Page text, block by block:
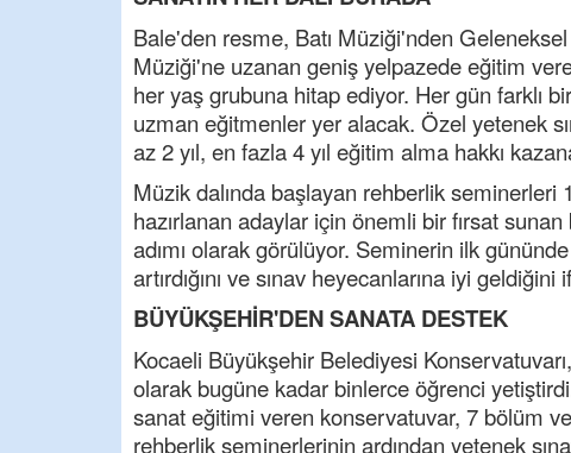
Bale'den resme, Batı Müziği'nden
Müziği'ne uzanan geniş yelpazede eğitim
her yaş grubuna hitap ediyor. Her gün farklı
uzman eğitmenler yer alacak. Özel yetenek
az 2 yıl, en fazla 4 yıl eğitim alma hakkı
Müzik dalında başlayan rehberlik
hazırlanan adaylar için önemli bir fırsat
adımı olarak görülüyor. Seminerin ilk
artırdığını ve sınav heyecanlarına iyi geldiğini
BÜYÜKŞEHİR'DEN SANATA DESTEK
Kocaeli Büyükşehir Belediyesi
olarak bugüne kadar binlerce öğrenci
sanat eğitimi veren konservatuvar, 7 bölüm
rehberlik seminerlerinin ardından yetenek